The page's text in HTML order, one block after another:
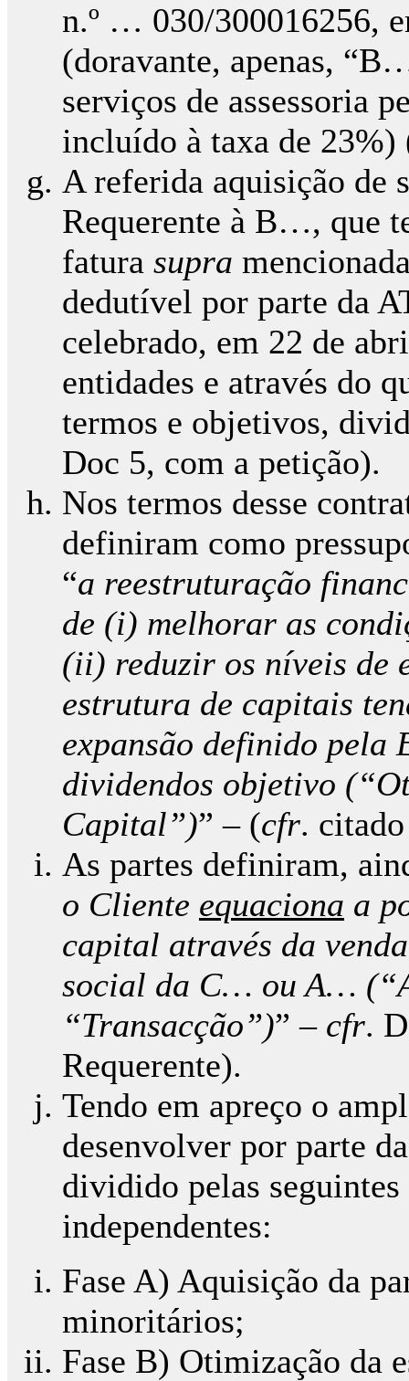
n.º … 030/300016256,
(doravante, apenas,
serviços de assessoria
incluído à taxa de
A referida aquisição de
Requerente à B…, que
fatura supra
dedutível por parte da
celebrado, em 22 de
entidades e através do
termos e objetivos,
Doc 5, com a petição).
Nos termos desse
definiram como
“a reestruturação
de (i) melhorar as
(ii) reduzir os níveis de
estrutura de capitais
expansão definido pela
dividendos objetivo
Capital”)” – (cfr.
As partes definiram,
o Cliente equaciona a
capital através da
social da C… ou A…
“Transacção”)” – cfr.
Requerente).
Tendo em apreço o
desenvolver por parte
dividido pelas
independentes:
Fase A) Aquisição da
minoritários;
Fase B) Otimização da